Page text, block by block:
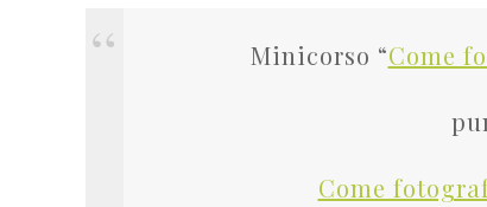
Minicorso “Come
Come